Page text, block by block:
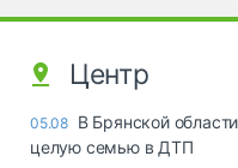
Центр
05.08 В Брянской
целую семью в ДТП